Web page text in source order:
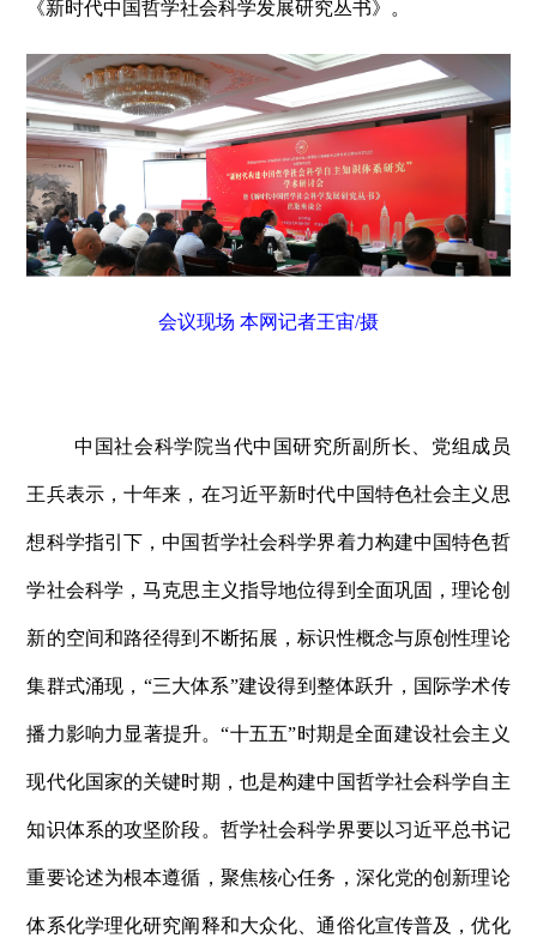
《新时代中国哲学社会科学发展研究丛书》。
会议现场 本网记者王宙/摄
中国社会科学院当代中国研究所副所长、党组成员
王兵表示，十年来，在习近平新时代中国特色社会主义思
想科学指引下，中国哲学社会科学界着力构建中国特色哲
学社会科学，马克思主义指导地位得到全面巩固，理论创
新的空间和路径得到不断拓展，标识性概念与原创性理论
集群式涌现，“三大体系”建设得到整体跃升，国际学术传
播力影响力显著提升。“十五五”时期是全面建设社会主义
现代化国家的关键时期，也是构建中国哲学社会科学自主
知识体系的攻坚阶段。哲学社会科学界要以习近平总书记
重要论述为根本遵循，聚焦核心任务，深化党的创新理论
体系化学理化研究阐释和大众化、通俗化宣传普及，优化